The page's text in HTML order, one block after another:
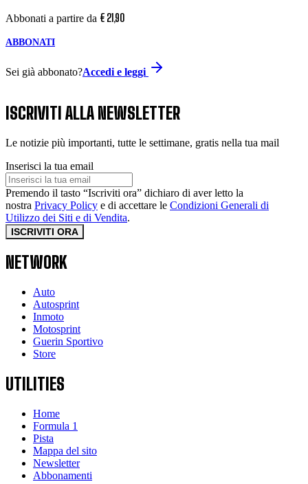
Abbonati a partire da € 21,90
ABBONATI
Sei già abbonato?Accedi e leggi
ISCRIVITI ALLA NEWSLETTER
Le notizie più importanti, tutte le settimane, gratis nella tua mail
Inserisci la tua email
Premendo il tasto “Iscriviti ora” dichiaro di aver letto la
nostra Privacy Policy e di accettare le Condizioni Generali di
Utilizzo dei Siti e di Vendita.
ISCRIVITI ORA
NETWORK
Auto
Autosprint
Inmoto
Motosprint
Guerin Sportivo
Store
UTILITIES
Home
Formula 1
Pista
Mappa del sito
Newsletter
Abbonamenti